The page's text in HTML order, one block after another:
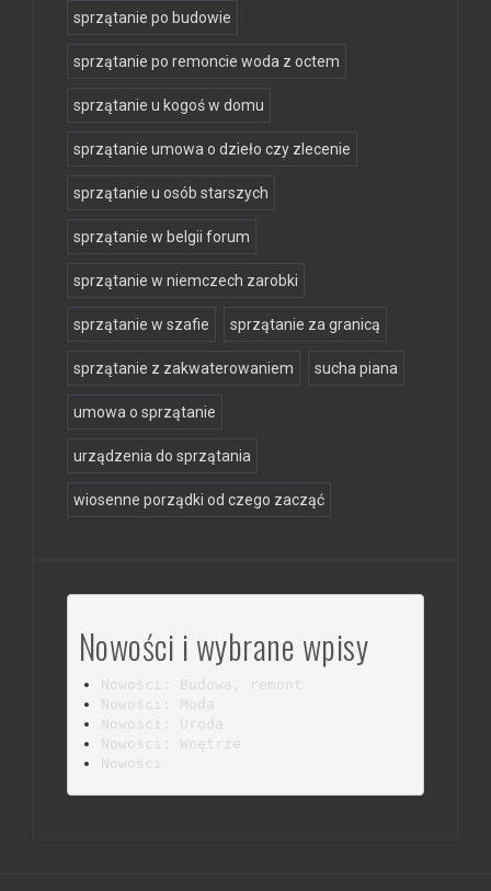
sprzątanie po budowie
sprzątanie po remoncie woda z octem
sprzątanie u kogoś w domu
sprzątanie umowa o dzieło czy zlecenie
sprzątanie u osób starszych
sprzątanie w belgii forum
sprzątanie w niemczech zarobki
sprzątanie w szafie sprzątanie za granicą
sprzątanie z zakwaterowaniem sucha piana
umowa o sprzątanie
urządzenia do sprzątania
wiosenne porządki od czego zacząć
Nowości i wybrane wpisy
Nowości: Budowa, remont
Nowości: Moda
Nowości: Uroda
Nowości: Wnętrze
Nowości